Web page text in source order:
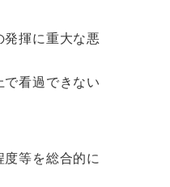
揮に重大な悪
看過できない
等を総合的に